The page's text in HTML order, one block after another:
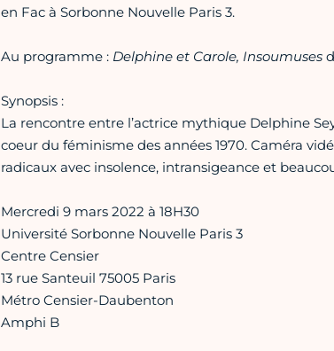
en Fac à Sorbonne Nouvelle Paris 3.
Au programme : Delphine et Carole, Insoumuses
Synopsis :
La rencontre entre l’actrice mythique Delphine
coeur du féminisme des années 1970. Caméra
radicaux avec insolence, intransigeance et
Mercredi 9 mars 2022 à 18H30
Université Sorbonne Nouvelle Paris 3
Centre Censier
13 rue Santeuil 75005 Paris
Métro Censier-Daubenton
Amphi B